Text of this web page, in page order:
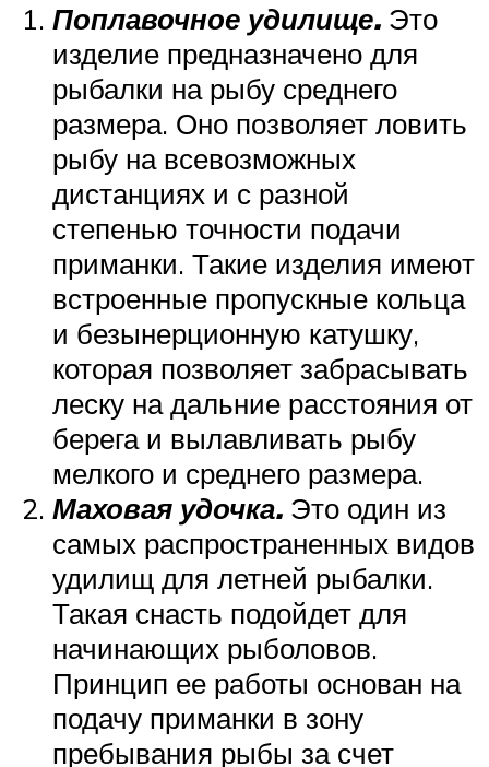
Поплавочное удилище. Это
изделие предназначено для
рыбалки на рыбу среднего
размера. Оно позволяет ловить
рыбу на всевозможных
дистанциях и с разной
степенью точности подачи
приманки. Такие изделия имеют
встроенные пропускные кольца
и безынерционную катушку,
которая позволяет забрасывать
леску на дальние расстояния от
берега и вылавливать рыбу
мелкого и среднего размера.
Маховая удочка. Это один из
самых распространенных видов
удилищ для летней рыбалки.
Такая снасть подойдет для
начинающих рыболовов.
Принцип ее работы основан на
подачу приманки в зону
пребывания рыбы за счет